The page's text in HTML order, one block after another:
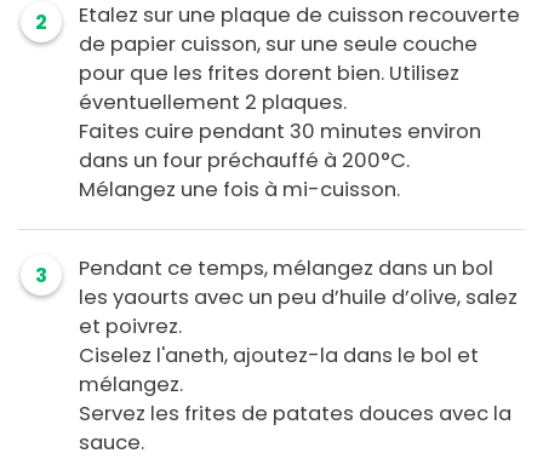
2
Etalez sur une plaque de cuisson recouverte
de papier cuisson, sur une seule couche
pour que les frites dorent bien. Utilisez
éventuellement 2 plaques.
Faites cuire pendant 30 minutes environ
dans un four préchauffé à 200°C.
Mélangez une fois à mi-cuisson.
3
Pendant ce temps, mélangez dans un bol
les yaourts avec un peu d’huile d’olive, salez
et poivrez.
Ciselez l'aneth, ajoutez-la dans le bol et
mélangez.
Servez les frites de patates douces avec la
sauce.